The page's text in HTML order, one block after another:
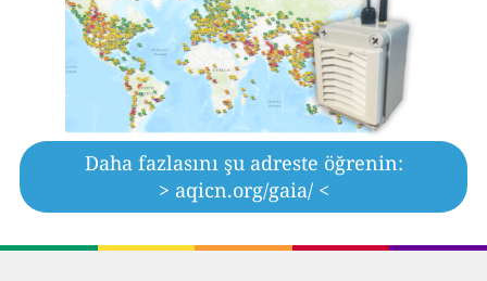
Daha fazlasını şu adreste öğrenin:
> aqicn.org/gaia/ <